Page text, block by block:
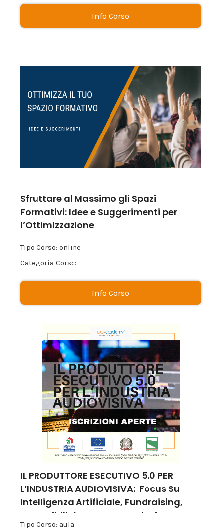
Info Corso
Sfruttare al Massimo gli Spazi
Formativi: Idee e Suggerimenti per
l’Ottimizzazione
Tipo Corso: online
Categoria Corso:
Info Corso
IL PRODUTTORE ESECUTIVO 5.0 PER
L’INDUSTRIA AUDIOVISIVA: Focus Su
Intelligenza Artificiale, Fundraising,
Sostenibilità E Impact Producing
Tipo Corso: aula